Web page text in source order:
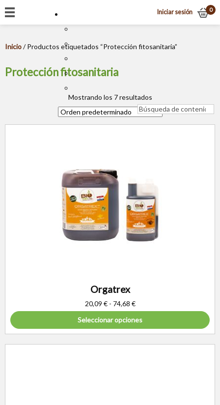
Iniciar sesión 0
Inicio/ Productos etiquetados “Protección fitosanitaria”
Protección fitosanitaria
Mostrando los 7 resultados
Orgatrex
20,09 € - 74,68 €
Seleccionar opciones